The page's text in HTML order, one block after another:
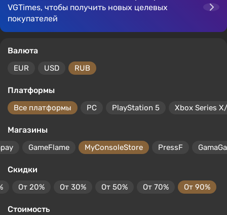
VGTimes, чтобы получить новых целевых
покупателей
Валюта
EUR USD RUB
Платформы
Все платформы PC PlayStation 5 Xbox Series
Магазины
GameFlame MyConsoleStore PressF
Скидки
От 20% От 30% От 50% От 70% От 90%
Стоимость